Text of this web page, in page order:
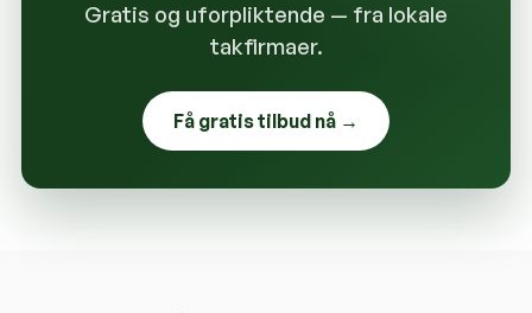
Gratis og uforpliktende — fra lokale
takfirmaer.
Få gratis tilbud nå →